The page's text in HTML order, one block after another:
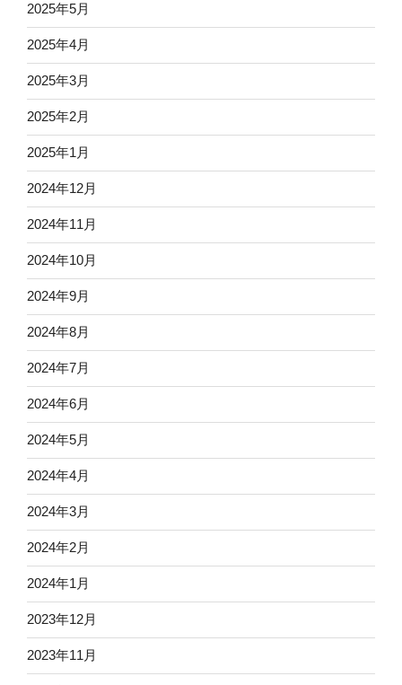
2025年5月
2025年4月
2025年3月
2025年2月
2025年1月
2024年12月
2024年11月
2024年10月
2024年9月
2024年8月
2024年7月
2024年6月
2024年5月
2024年4月
2024年3月
2024年2月
2024年1月
2023年12月
2023年11月